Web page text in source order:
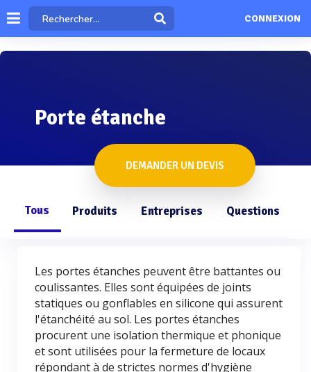
CONNEXION
Porte étanche
DEMANDER UN DEVIS
Tous Produits Entreprises Questions
Les portes étanches peuvent être battantes ou
coulissantes. Elles sont équipées de joints
statiques ou gonflables en silicone qui assurent
l'étanchéité au sol. Les portes étanches
procurent une isolation thermique et phonique
et sont utilisées pour la fermeture de locaux
répondant à de strictes normes d'hygiène